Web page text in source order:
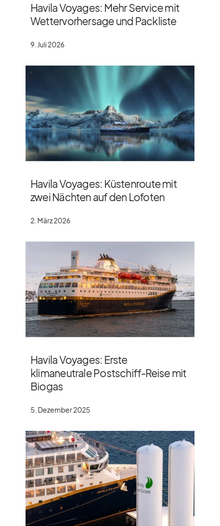
Havila Voyages: Mehr Service mit
Wettervorhersage und Packliste
9. Juli 2026
Havila Voyages: Küstenroute mit
zwei Nächten auf den Lofoten
2. März 2026
Havila Voyages: Erste
klimaneutrale Postschiff-Reise mit
Biogas
5. Dezember 2025